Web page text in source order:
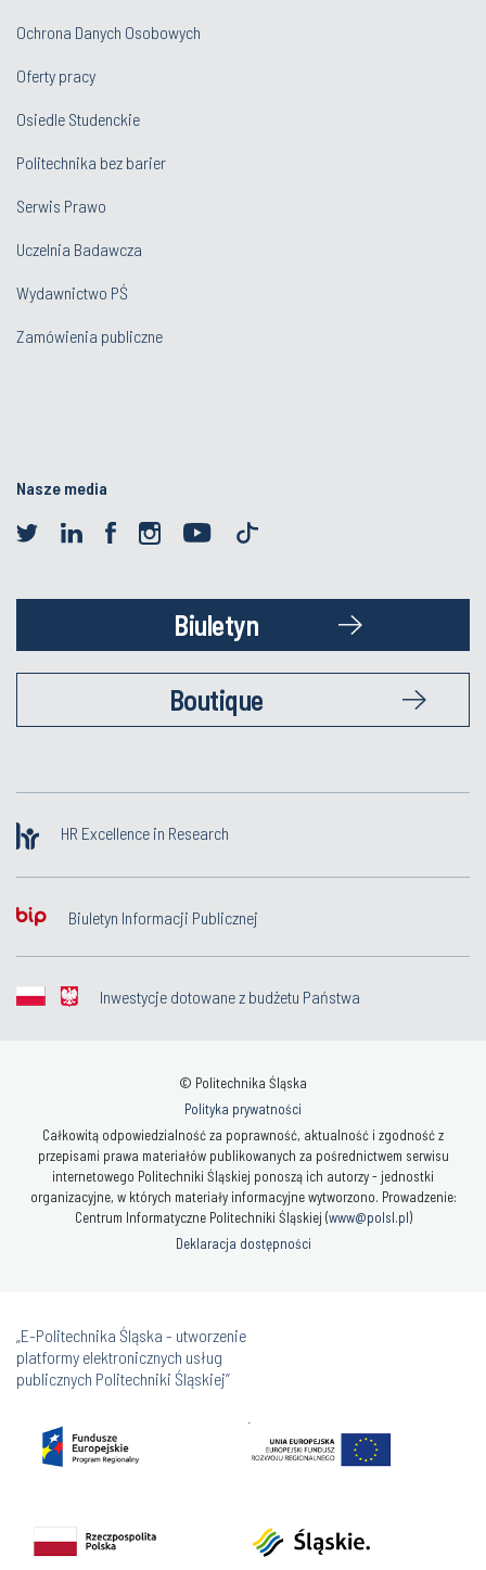
Ochrona Danych Osobowych
Oferty pracy
Osiedle Studenckie
Politechnika bez barier
Serwis Prawo
Uczelnia Badawcza
Wydawnictwo PŚ
Zamówienia publiczne
Nasze media
Biuletyn
Boutique
HR Excellence in Research
Biuletyn Informacji Publicznej
Inwestycje dotowane z budżetu Państwa
© Politechnika Śląska
Polityka prywatności
Całkowitą odpowiedzialność za poprawność, aktualność i zgodność z
przepisami prawa materiałów publikowanych za pośrednictwem serwisu
internetowego Politechniki Śląskiej ponoszą ich autorzy - jednostki
organizacyjne, w których materiały informacyjne wytworzono. Prowadzenie:
Centrum Informatyczne Politechniki Śląskiej (www@polsl.pl)
Deklaracja dostępności
„E-Politechnika Śląska - utworzenie
platformy elektronicznych usług
publicznych Politechniki Śląskiej”